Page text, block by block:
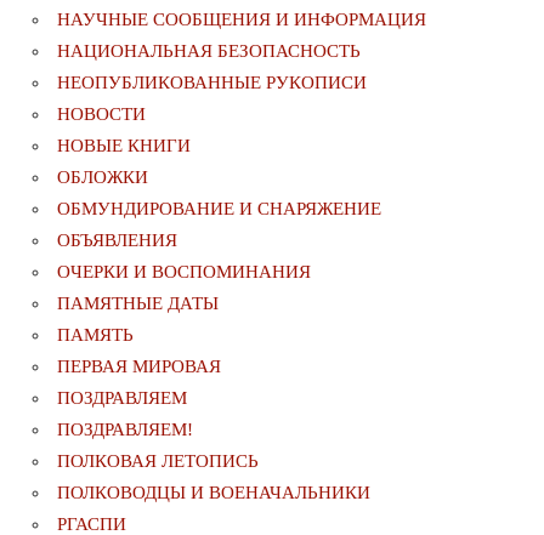
НАУЧНЫЕ СООБЩЕНИЯ И ИНФОРМАЦИЯ
НАЦИОНАЛЬНАЯ БЕЗОПАСНОСТЬ
НЕОПУБЛИКОВАННЫЕ РУКОПИСИ
НОВОСТИ
НОВЫЕ КНИГИ
ОБЛОЖКИ
ОБМУНДИРОВАНИЕ И СНАРЯЖЕНИЕ
ОБЪЯВЛЕНИЯ
ОЧЕРКИ И ВОСПОМИНАНИЯ
ПАМЯТНЫЕ ДАТЫ
ПАМЯТЬ
ПЕРВАЯ МИРОВАЯ
ПОЗДРАВЛЯЕМ
ПОЗДРАВЛЯЕМ!
ПОЛКОВАЯ ЛЕТОПИСЬ
ПОЛКОВОДЦЫ И ВОЕНАЧАЛЬНИКИ
РГАСПИ